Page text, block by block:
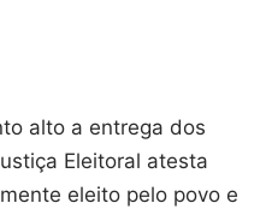
alto a entrega dos
Eleitoral atesta
eleito pelo povo e